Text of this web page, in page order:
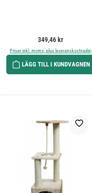
Ordinarie pris:
349,46 kr
Priser inkl. moms, plus leveranskostnader
LÄGG TILL I KUNDVAGNEN